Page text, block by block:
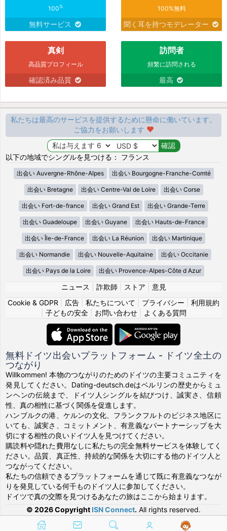
100%
無料サービス
100%無料
聞く耳を持つモデレーター
真剣
高品質プロフィール
確認済み品質
訪問者
頻繁に訪問される
最高
私たちは最高のサービスを提供するために懸命に働いています。
ご協力をお願いします
以下の地域でシングルを見つける： フランス
出会い Auvergne-Rhône-Alpes 出会い Bourgogne-Franche-Comté
出会い Bretagne 出会い Centre-Val de Loire 出会い Corse
出会い Fort-de-france 出会い Grand Est 出会い Grande-Terre
出会い Guadeloupe 出会い Guyane 出会い Hauts-de-France
出会い Île-de-France 出会い La Réunion 出会い Martinique
出会い Normandie 出会い Nouvelle-Aquitaine 出会い Occitanie
出会い Pays de la Loire 出会い Provence-Alpes-Côte d Azur
ニュース 詐欺師 ストア
意見
Cookie & GDPR
広告 私たちについて プライバシー
利用規約
子どもの安全| お問い合わせ| よくある質問
無料ドイツ出会いプラットフォーム - ドイツ全土の
つながり
Willkommen! 本物のつながりのためのドイツの主要コミュニティを
発見してください。Dating-deutsch.deはベルリンの歴史からミュ
ンヘンの伝統まで、ドイツ人シングルを結びつけ、誠実さ、信頼
性、真の相性に基づく関係を促進します。
ハンブルクの港、ケルンの文化、フランクフルトのビジネス地区に
いても、誠実さ、コミットメント、有意義なパートナーシップを大
切にする相性の良いドイツ人を見つけてください。
購読料や隠れた費用なしに私たちの完全無料サービスを体験してく
ださい。品質、真正性、持続的な関係を大切にする他のドイツ人と
つながってください。
私たちの信頼できるプラットフォームを通じて既に有意義なつなが
りを発見している何千ものドイツ人に参加してください。
ドイツで真の交際を見つけるあなたの旅はここから始まります。
© 2026 Copyright ISN Connect. All rights reserved.